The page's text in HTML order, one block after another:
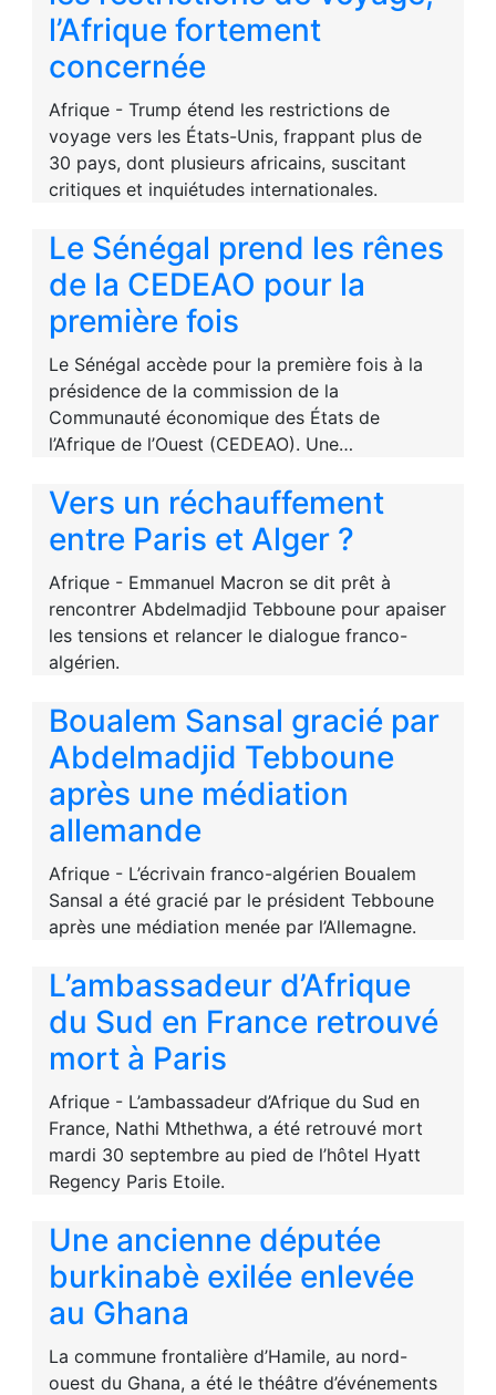
l’Afrique fortement
concernée
Afrique - Trump étend les restrictions de
voyage vers les États-Unis, frappant plus de
30 pays, dont plusieurs africains, suscitant
critiques et inquiétudes internationales.
Le Sénégal prend les rênes
de la CEDEAO pour la
première fois
Le Sénégal accède pour la première fois à la
présidence de la commission de la
Communauté économique des États de
l’Afrique de l’Ouest (CEDEAO). Une…
Vers un réchauffement
entre Paris et Alger ?
Afrique - Emmanuel Macron se dit prêt à
rencontrer Abdelmadjid Tebboune pour apaiser
les tensions et relancer le dialogue franco-
algérien.
Boualem Sansal gracié par
Abdelmadjid Tebboune
après une médiation
allemande
Afrique - L’écrivain franco-algérien Boualem
Sansal a été gracié par le président Tebboune
après une médiation menée par l’Allemagne.
L’ambassadeur d’Afrique
du Sud en France retrouvé
mort à Paris
Afrique - L’ambassadeur d’Afrique du Sud en
France, Nathi Mthethwa, a été retrouvé mort
mardi 30 septembre au pied de l’hôtel Hyatt
Regency Paris Etoile.
Une ancienne députée
burkinabè exilée enlevée
au Ghana
La commune frontalière d’Hamile, au nord-
ouest du Ghana, a été le théâtre d’événements